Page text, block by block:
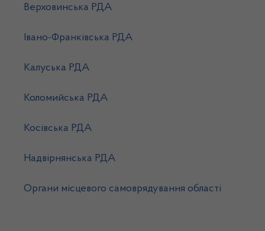
Верховинська РДА
Івано-Франківська РДА
Калуська РДА
Коломийська РДА
Косівська РДА
Надвірнянська РДА
Органи місцевого самоврядування області